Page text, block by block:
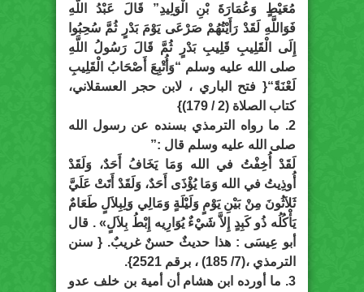
مُعَيْطٍ وَعُمَارَةَ بْنِ الْوَلِيدِ” قَالَ عَبْدُ اللَّهِ
فَوَاللَّهِ لَقَدْ رَأَيْتُهُمْ صَرْعَى يَوْمَ بَدْرٍ ثُمَّ سُحِبُوا
إِلَى الْقَلِيبِ قَلِيبِ بَدْرٍ ثُمَّ قَالَ رَسُولُ اللَّهِ
صلى الله عليه وسلم “وَأُتْبِعَ أَصْحَابُ الْقَلِيبِ
لَعْنَةً“{ فتح الباري ، لابن حجر العسقلاني،
كتاب الصلاة (2 / 179)}
2. ما رواه الترمذي بسنده عن رسول الله
صلى الله عليه وسلم قال :”
لَقَدْ أُخِفْتُ في الله وَمَا يَخَافُ أَحَدٌ، وَلَقَدْ
أُوذِيتُ في الله وَمَا يُؤْذَى أَحَدٌ، وَلَقَدْ أَتَتْ عَلَيَّ
ثَلاَثُونَ مِنْ بَيْنِ يَوْمٍ وَلَيْلَةٍ وَمَالِي وَلِبِلاَلٍ طَعَامٌ
يَأْكُلُه ذُو كَبِدٍ إِلاَّ شَيْءٌ يُوَارِيه إِبْطُ بِلاَلٍ» . قال
أبو عِيسَى : هذا حديثٌ حسنٌ غريبٌ. { سنن
الترمذي ،(7/ 185) ، برقم 2521}.
3. ما أورده ابن هشام أن أمية بن خلف عدو